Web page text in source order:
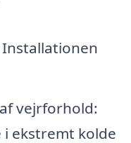
vejrforhold:
i ekstremt kolde